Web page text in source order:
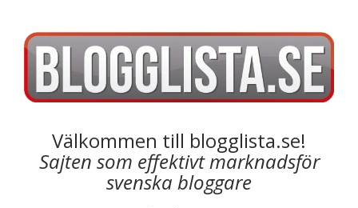
Välkommen till blogglista.se!
Sajten som effektivt marknadsför
svenska bloggare